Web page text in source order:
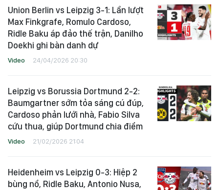
Union Berlin vs Leipzig 3-1: Lần lượt
Max Finkgrafe, Romulo Cardoso,
Ridle Baku áp đảo thế trận, Danilho
Doekhi ghi bàn danh dự
Video 24/04/2026 20:30
Leipzig vs Borussia Dortmund 2-2:
Baumgartner sớm tỏa sáng cú đúp,
Cardoso phản lưới nhà, Fabio Silva
cứu thua, giúp Dortmund chia điểm
Video 21/02/2026 21:04
Heidenheim vs Leipzig 0-3: Hiệp 2
bùng nổ, Ridle Baku, Antonio Nusa,